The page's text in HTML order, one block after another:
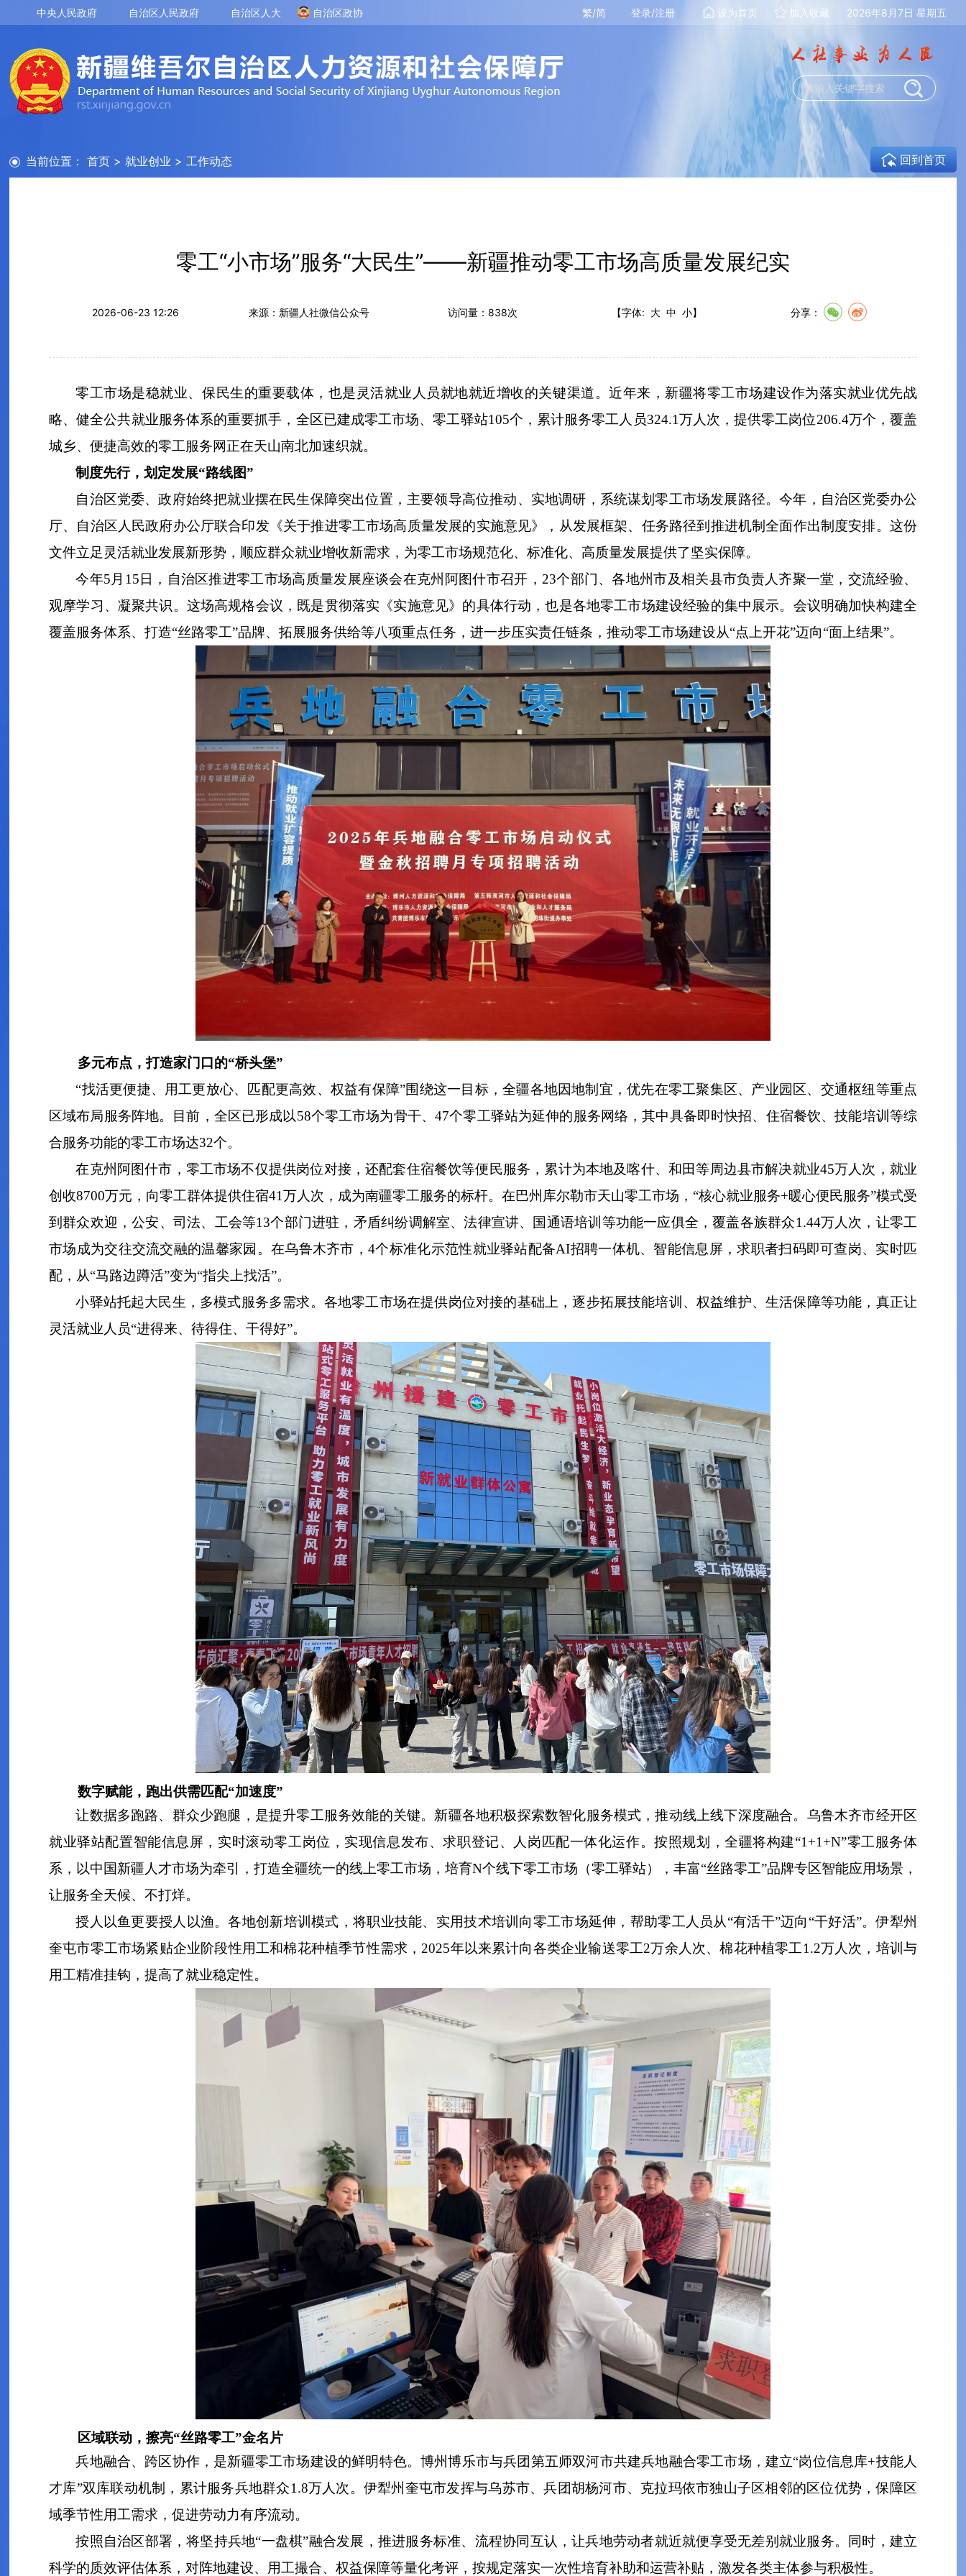
中央人民政府 自治区人民政府 自治区人大 自治区政协 2026年8月7日 星期五
加入收藏
设为首页
登录/注册
繁/简
当前位置： 首页 > 就业创业 > 工作动态 回到首页
零工“小市场”服务“大民生”——新疆推动零工市场高质量发展纪实
2026-06-23 12:26 来源：新疆人社微信公众号 访问量：838次 【字体: 大 中 小】 分享：
零工市场是稳就业、保民生的重要载体，也是灵活就业人员就地就近增收的关键渠道。近年来，新疆将零工市场建设作为落实就业优先战
略、健全公共就业服务体系的重要抓手，全区已建成零工市场、零工驿站105个，累计服务零工人员324.1万人次，提供零工岗位206.4万个，覆盖
城乡、便捷高效的零工服务网正在天山南北加速织就。
制度先行，划定发展“路线图”
自治区党委、政府始终把就业摆在民生保障突出位置，主要领导高位推动、实地调研，系统谋划零工市场发展路径。今年，自治区党委办公
厅、自治区人民政府办公厅联合印发《关于推进零工市场高质量发展的实施意见》，从发展框架、任务路径到推进机制全面作出制度安排。这份
文件立足灵活就业发展新形势，顺应群众就业增收新需求，为零工市场规范化、标准化、高质量发展提供了坚实保障。
今年5月15日，自治区推进零工市场高质量发展座谈会在克州阿图什市召开，23个部门、各地州市及相关县市负责人齐聚一堂，交流经验、
观摩学习、凝聚共识。这场高规格会议，既是贯彻落实《实施意见》的具体行动，也是各地零工市场建设经验的集中展示。会议明确加快构建全
覆盖服务体系、打造“丝路零工”品牌、拓展服务供给等八项重点任务，进一步压实责任链条，推动零工市场建设从“点上开花”迈向“面上结果”。
多元布点，打造家门口的“桥头堡”
“找活更便捷、用工更放心、匹配更高效、权益有保障”围绕这一目标，全疆各地因地制宜，优先在零工聚集区、产业园区、交通枢纽等重点
区域布局服务阵地。目前，全区已形成以58个零工市场为骨干、47个零工驿站为延伸的服务网络，其中具备即时快招、住宿餐饮、技能培训等综
合服务功能的零工市场达32个。
在克州阿图什市，零工市场不仅提供岗位对接，还配套住宿餐饮等便民服务，累计为本地及喀什、和田等周边县市解决就业45万人次，就业
创收8700万元，向零工群体提供住宿41万人次，成为南疆零工服务的标杆。在巴州库尔勒市天山零工市场，“核心就业服务+暖心便民服务”模式受
到群众欢迎，公安、司法、工会等13个部门进驻，矛盾纠纷调解室、法律宣讲、国通语培训等功能一应俱全，覆盖各族群众1.44万人次，让零工
市场成为交往交流交融的温馨家园。在乌鲁木齐市，4个标准化示范性就业驿站配备AI招聘一体机、智能信息屏，求职者扫码即可查岗、实时匹
配，从“马路边蹲活”变为“指尖上找活”。
小驿站托起大民生，多模式服务多需求。各地零工市场在提供岗位对接的基础上，逐步拓展技能培训、权益维护、生活保障等功能，真正让
灵活就业人员“进得来、待得住、干得好”。
数字赋能，跑出供需匹配“加速度”
让数据多跑路、群众少跑腿，是提升零工服务效能的关键。新疆各地积极探索数智化服务模式，推动线上线下深度融合。乌鲁木齐市经开区
就业驿站配置智能信息屏，实时滚动零工岗位，实现信息发布、求职登记、人岗匹配一体化运作。按照规划，全疆将构建“1+1+N”零工服务体
系，以中国新疆人才市场为牵引，打造全疆统一的线上零工市场，培育N个线下零工市场（零工驿站），丰富“丝路零工”品牌专区智能应用场景，
让服务全天候、不打烊。
授人以鱼更要授人以渔。各地创新培训模式，将职业技能、实用技术培训向零工市场延伸，帮助零工人员从“有活干”迈向“干好活”。伊犁州
奎屯市零工市场紧贴企业阶段性用工和棉花种植季节性需求，2025年以来累计向各类企业输送零工2万余人次、棉花种植零工1.2万人次，培训与
用工精准挂钩，提高了就业稳定性。
区域联动，擦亮“丝路零工”金名片
兵地融合、跨区协作，是新疆零工市场建设的鲜明特色。博州博乐市与兵团第五师双河市共建兵地融合零工市场，建立“岗位信息库+技能人
才库”双库联动机制，累计服务兵地群众1.8万人次。伊犁州奎屯市发挥与乌苏市、兵团胡杨河市、克拉玛依市独山子区相邻的区位优势，保障区
域季节性用工需求，促进劳动力有序流动。
按照自治区部署，将坚持兵地“一盘棋”融合发展，推进服务标准、流程协同互认，让兵地劳动者就近就便享受无差别就业服务。同时，建立
科学的质效评估体系，对阵地建设、用工撮合、权益保障等量化考评，按规定落实一次性培育补助和运营补贴，激发各类主体参与积极性。